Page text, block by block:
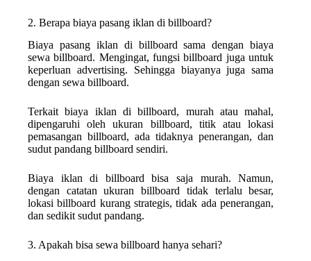
2. Berapa biaya pasang iklan di billboard?
Biaya pasang iklan di billboard sama dengan biaya
sewa billboard. Mengingat, fungsi billboard juga untuk
keperluan advertising. Sehingga biayanya juga sama
dengan sewa billboard.
Terkait biaya iklan di billboard, murah atau mahal,
dipengaruhi oleh ukuran billboard, titik atau lokasi
pemasangan billboard, ada tidaknya penerangan, dan
sudut pandang billboard sendiri.
Biaya iklan di billboard bisa saja murah. Namun,
dengan catatan ukuran billboard tidak terlalu besar,
lokasi billboard kurang strategis, tidak ada penerangan,
dan sedikit sudut pandang.
3. Apakah bisa sewa billboard hanya sehari?